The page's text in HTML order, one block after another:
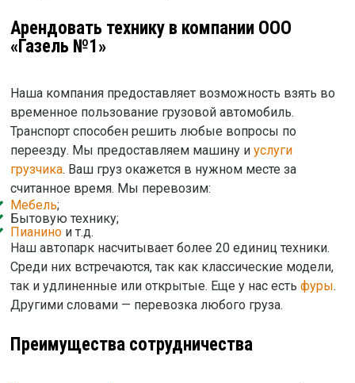
Арендовать технику в компании ООО
«Газель №1»
Наша компания предоставляет возможность взять во
временное пользование грузовой автомобиль.
Транспорт способен решить любые вопросы по
переезду. Мы предоставляем машину и услуги
грузчика. Ваш груз окажется в нужном месте за
считанное время. Мы перевозим:
Мебель;
Бытовую технику;
Пианинои т.д.
Наш автопарк насчитывает более 20 единиц техники.
Среди них встречаются, так как классические модели,
так и удлиненные или открытые. Еще у нас есть фуры.
Другими словами — перевозка любого груза.
Преимущества сотрудничества